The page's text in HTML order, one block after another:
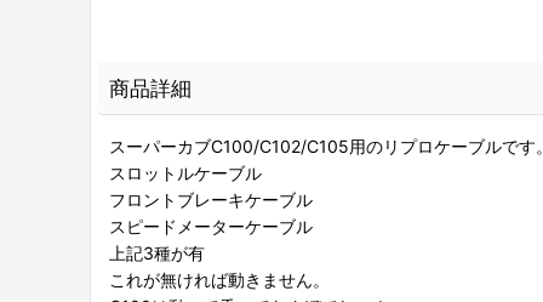
商品詳細
スーパーカブC100/C102/C105用のリプロケーブルです
スロットルケーブル
フロントブレーキケーブル
スピードメーターケーブル
上記3種が有
これが無ければ動きません。